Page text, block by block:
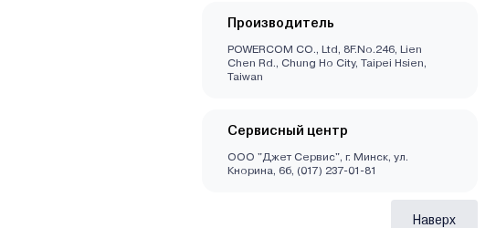
Производитель
POWERCOM CO., Ltd, 8F.No.246, Lien
Chen Rd., Chung Ho City, Taipei Hsien,
Taiwan
Сервисный центр
ООО "Джет Сервис", г. Минск, ул.
Кнорина, 6б, (017) 237-01-81
Наверх